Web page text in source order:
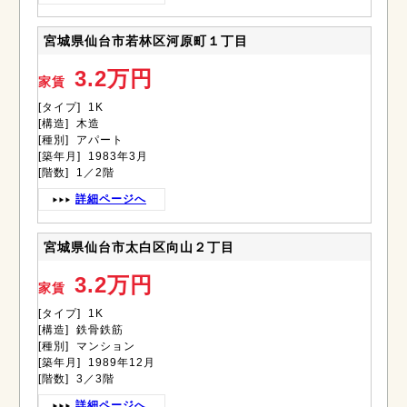
宮城県仙台市若林区河原町１丁目
家賃 3.2万円
[タイプ] 1K
[構造] 木造
[種別] アパート
[築年月] 1983年3月
[階数] 1／2階
詳細ページへ
宮城県仙台市太白区向山２丁目
家賃 3.2万円
[タイプ] 1K
[構造] 鉄骨鉄筋
[種別] マンション
[築年月] 1989年12月
[階数] 3／3階